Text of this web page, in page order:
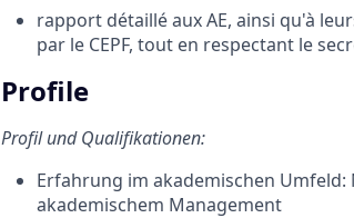
rapport détaillé aux AE, ainsi qu'à
par le CEPF, tout en respectant le
Profile
Profil und Qualifikationen:
Erfahrung im akademischen
akademischem Management